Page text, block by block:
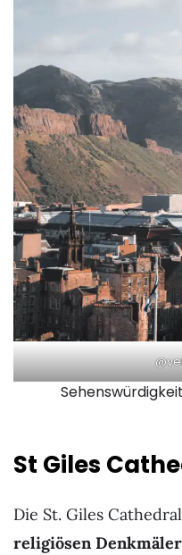
St Giles
Die St. Giles
religiösen